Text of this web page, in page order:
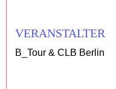
VERANSTALTER
B_Tour & CLB Berlin